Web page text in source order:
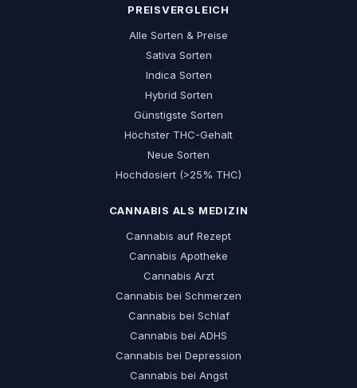
PREISVERGLEICH
Alle Sorten & Preise
Sativa Sorten
Indica Sorten
Hybrid Sorten
Günstigste Sorten
Höchster THC-Gehalt
Neue Sorten
Hochdosiert (>25% THC)
CANNABIS ALS MEDIZIN
Cannabis auf Rezept
Cannabis Apotheke
Cannabis Arzt
Cannabis bei Schmerzen
Cannabis bei Schlaf
Cannabis bei ADHS
Cannabis bei Depression
Cannabis bei Angst